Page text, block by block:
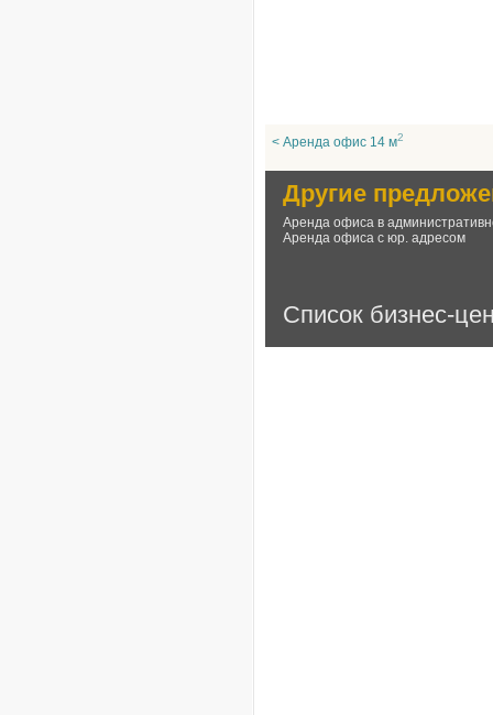
< Аренда офис 14 м2
Другие
Аренда офиса в
Аренда офиса с юр. адресом
Список бизнес-